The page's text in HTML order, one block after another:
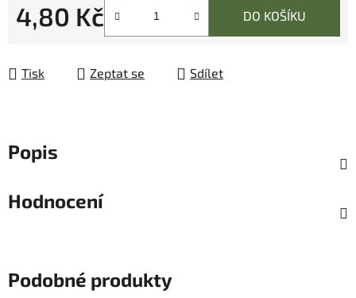
4,80 Kč DO KOŠÍKU
Tisk Zeptat se Sdílet
Popis
Hodnocení
Podobné produkty